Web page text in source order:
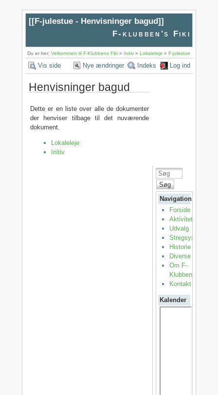
[[F-julestue - Henvisninger bagud]]
F-klubben's Fiki
Du er her:Velkommen til F-Klubbens Fiki » Initiv »Lokaleleje »F-julestue
Vis side Nye ændringer Indeks Log ind
Henvisninger bagud
Dette er en liste over alle de dokumenter
der henviser tilbage til det nuværende
dokument.
Lokaleleje
Initiv
Søg
Navigation
Forside
Aktiviteter
Udvalg
Stregsystemet
Historie
Diverse
Om F-
Klubben
Kontakt
Kalender